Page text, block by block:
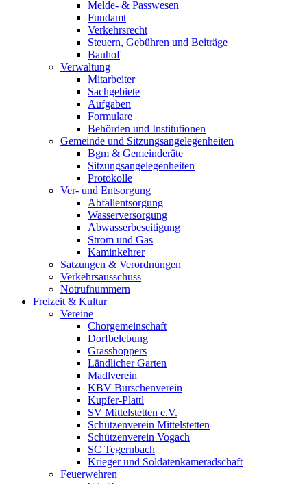
Melde- & Passwesen
Fundamt
Verkehrsrecht
Steuern, Gebühren und Beiträge
Bauhof
Verwaltung
Mitarbeiter
Sachgebiete
Aufgaben
Formulare
Behörden und Institutionen
Gemeinde und Sitzungsangelegenheiten
Bgm & Gemeinderäte
Sitzungsangelegenheiten
Protokolle
Ver- und Entsorgung
Abfallentsorgung
Wasserversorgung
Abwasserbeseitigung
Strom und Gas
Kaminkehrer
Satzungen & Verordnungen
Verkehrsausschuss
Notrufnummern
Freizeit & Kultur
Vereine
Chorgemeinschaft
Dorfbelebung
Grasshoppers
Ländlicher Garten
Madlverein
KBV Burschenverein
Kupfer-Plattl
SV Mittelstetten e.V.
Schützenverein Mittelstetten
Schützenverein Vogach
SC Tegernbach
Krieger und Soldatenkameradschaft
Feuerwehren